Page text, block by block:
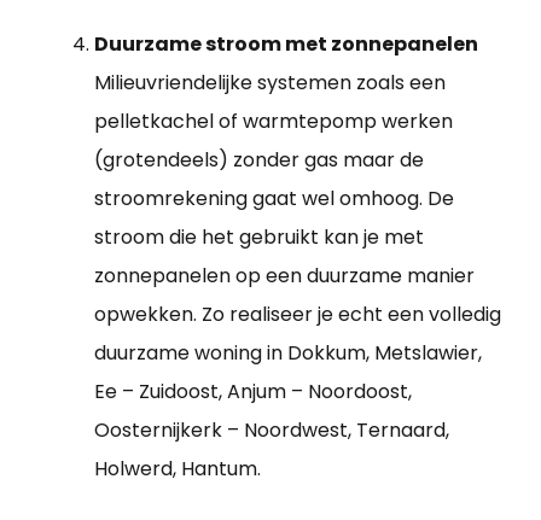
Duurzame stroom met zonnepanelen
Milieuvriendelijke systemen zoals een
pelletkachel of warmtepomp werken
(grotendeels) zonder gas maar de
stroomrekening gaat wel omhoog. De
stroom die het gebruikt kan je met
zonnepanelen op een duurzame manier
opwekken. Zo realiseer je echt een volledig
duurzame woning in Dokkum, Metslawier,
Ee – Zuidoost, Anjum – Noordoost,
Oosternijkerk – Noordwest, Ternaard,
Holwerd, Hantum.